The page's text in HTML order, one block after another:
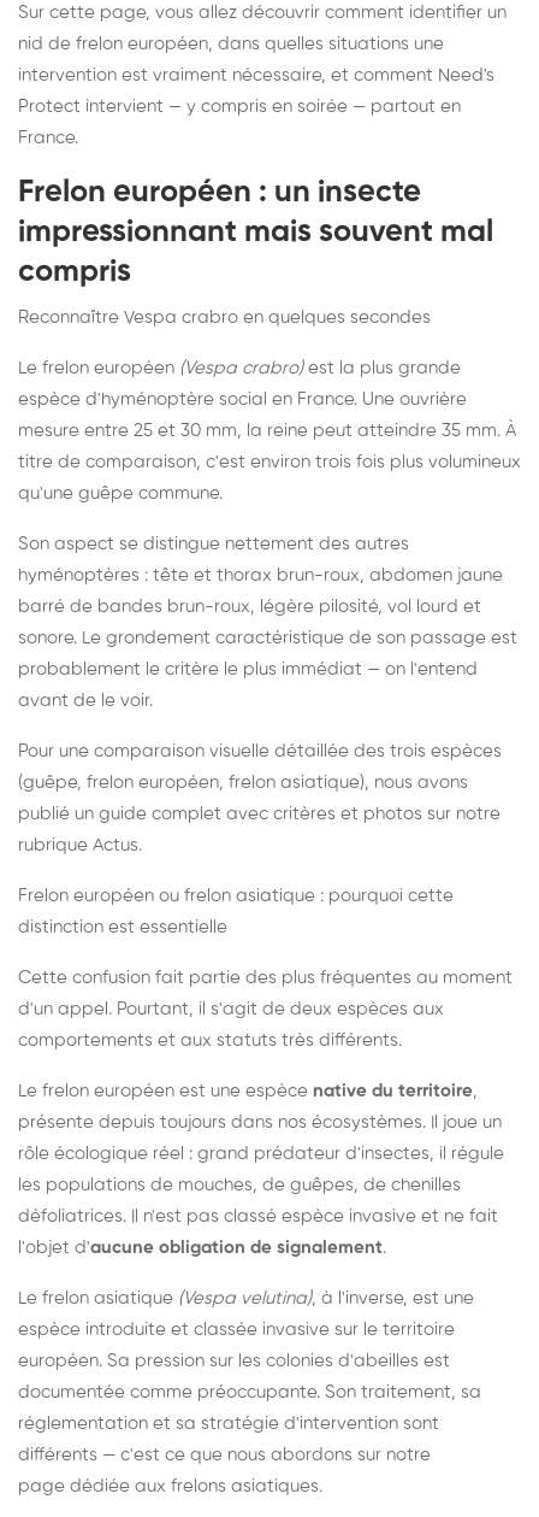
Sur cette page, vous allez découvrir comment identifier un
nid de frelon européen, dans quelles situations une
intervention est vraiment nécessaire, et comment Need's
Protect intervient — y compris en soirée — partout en
France.
Frelon européen : un insecte
impressionnant mais souvent mal
compris
Reconnaître Vespa crabro en quelques secondes
Le frelon européen (Vespa crabro)est la plus grande
espèce d'hyménoptère social en France. Une ouvrière
mesure entre 25 et 30 mm, la reine peut atteindre 35 mm. À
titre de comparaison, c'est environ trois fois plus volumineux
qu'une guêpe commune.
Son aspect se distingue nettement des autres
hyménoptères : tête et thorax brun-roux, abdomen jaune
barré de bandes brun-roux, légère pilosité, vol lourd et
sonore. Le grondement caractéristique de son passage est
probablement le critère le plus immédiat — on l'entend
avant de le voir.
Pour une comparaison visuelle détaillée des trois espèces
(guêpe, frelon européen, frelon asiatique), nous avons
publié un guide complet avec critères et photos sur notre
rubrique Actus.
Frelon européen ou frelon asiatique : pourquoi cette
distinction est essentielle
Cette confusion fait partie des plus fréquentes au moment
d'un appel. Pourtant, il s'agit de deux espèces aux
comportements et aux statuts très différents.
Le frelon européen est une espèce native du territoire,
présente depuis toujours dans nos écosystèmes. Il joue un
rôle écologique réel : grand prédateur d'insectes, il régule
les populations de mouches, de guêpes, de chenilles
défoliatrices. Il n'est pas classé espèce invasive et ne fait
l'objet d'aucune obligation de signalement.
Le frelon asiatique (Vespa velutina), à l'inverse, est une
espèce introduite et classée invasive sur le territoire
européen. Sa pression sur les colonies d'abeilles est
documentée comme préoccupante. Son traitement, sa
réglementation et sa stratégie d'intervention sont
différents — c'est ce que nous abordons sur notre
page dédiée aux frelons asiatiques.